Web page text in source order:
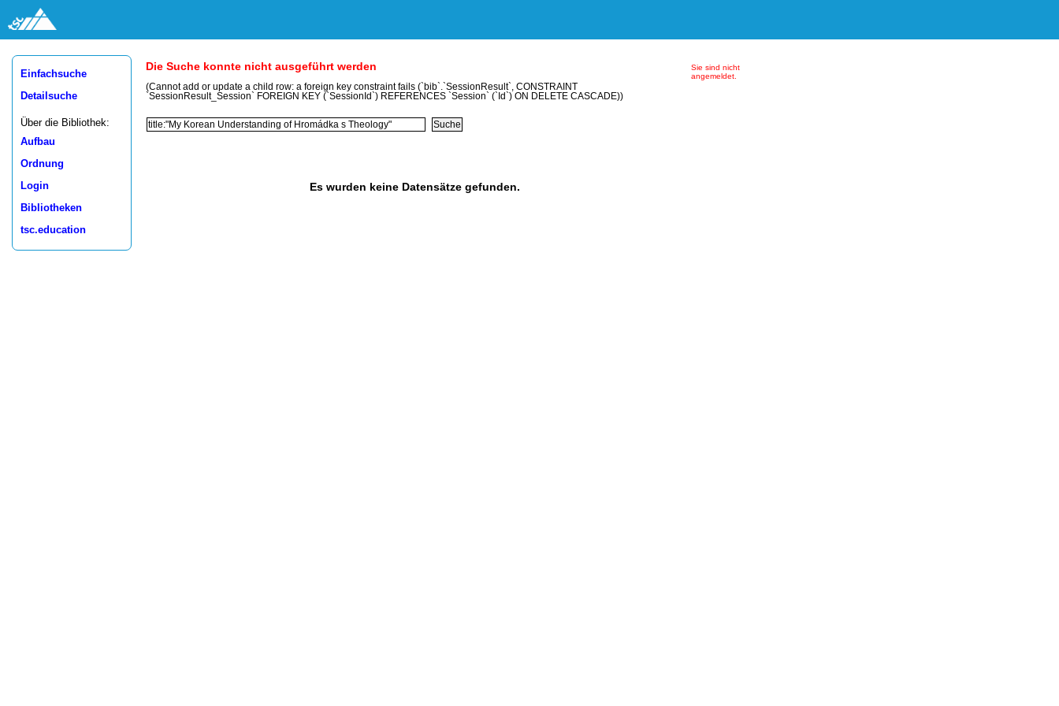
Einfachsuche
Detailsuche
Über die Bibliothek:
Aufbau
Ordnung
Login
Bibliotheken
tsc.education
Sie sind nicht
angemeldet.
Die Suche konnte nicht ausgeführt werden
(Cannot add or update a child row: a foreign key constraint fails (`bib`.`SessionResult`, CONSTRAINT
`SessionResult_Session` FOREIGN KEY (`SessionId`) REFERENCES `Session` (`Id`) ON DELETE CASCADE))
Es wurden keine Datensätze gefunden.